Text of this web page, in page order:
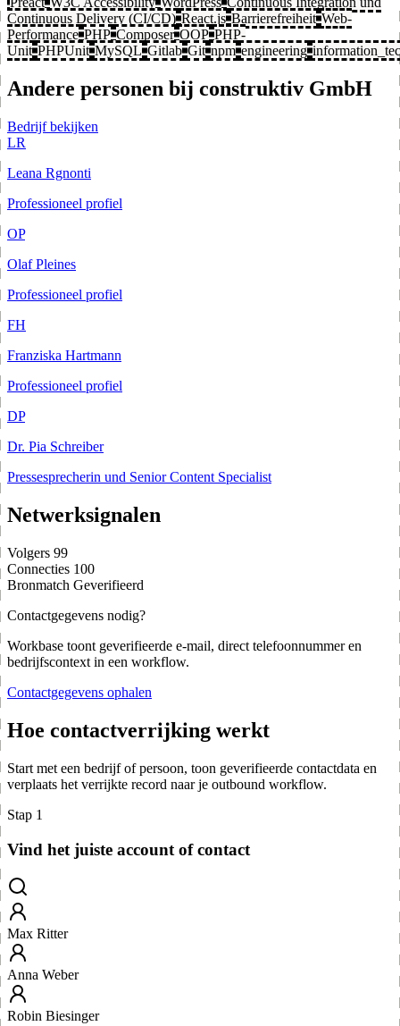
Continuous Delivery (CI/CD) React.js Barrierefreiheit Web-
Performance PHP Composer OOP PHP-
Unit PHPUnit MySQL Gitlab Git npm engineering
Andere personen bij construktiv GmbH
Bedrijf bekijken
LR
Leana Rgnonti
Professioneel profiel
OP
Olaf Pleines
Professioneel profiel
FH
Franziska Hartmann
Professioneel profiel
DP
Dr. Pia Schreiber
Pressesprecherin und Senior Content Specialist
Netwerksignalen
Volgers 99
Connecties 100
Bronmatch Geverifieerd
Contactgegevens nodig?
Workbase toont geverifieerde e-mail, direct telefoonnummer en
bedrijfscontext in een workflow.
Contactgegevens ophalen
Hoe contactverrijking werkt
Start met een bedrijf of persoon, toon geverifieerde contactdata en
verplaats het verrijkte record naar je outbound workflow.
Stap 1
Vind het juiste account of contact
Max Ritter
Anna Weber
Robin Biesinger